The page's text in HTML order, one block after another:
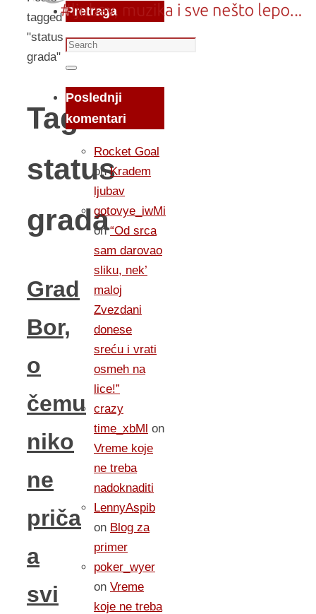
tagged
"status
grada"
Tag:
status
grada
Grad
Bor,
o
čemu
niko
ne
priča
a
svi
Pretraga
Search
for:
Search
Poslednji
komentari
Rocket Goal
onKradem
ljubav
gotovye_iwMi
on“Od srca
sam darovao
sliku, nek’
maloj
Zvezdani
donese
sreću i vrati
osmeh na
lice!”
crazy
time_xbMl on
Vreme koje
ne treba
nadoknaditi
LennyAspib
on Blog za
primer
poker_wyer
on Vreme
koje ne treba